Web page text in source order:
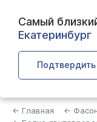
Самый
Екатеринбург
Подтвердить
← Главная ←